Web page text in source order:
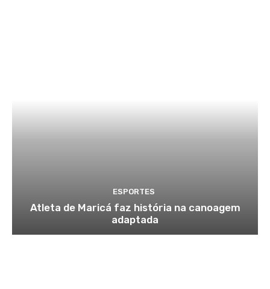
ESPORTES
Atleta de Maricá faz história na canoagem
adaptada